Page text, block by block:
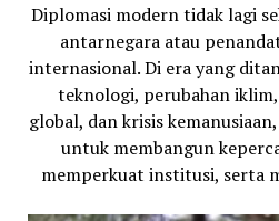
Diplomasi modern tidak lagi
antarnegara atau
internasional. Di era yang
teknologi, perubahan
global, dan krisis
untuk membangun
memperkuat institusi, serta